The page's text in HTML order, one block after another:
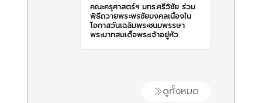
คณะครุศาสตร์ฯ มทร.ศรีวิชัย ร่วม
พิธีถวายพระพรชัยมงคลเนื่องใน
โอกาสวันเฉลิมพระชนมพรรษา
พระบาทสมเด็จพระเจ้าอยู่หัว
ดูทั้งหมด